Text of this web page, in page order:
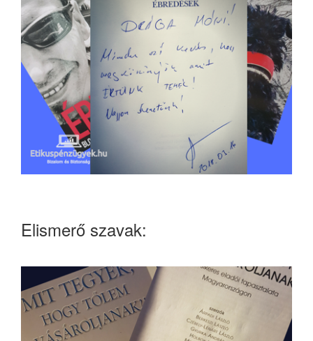
Elismerő szavak: